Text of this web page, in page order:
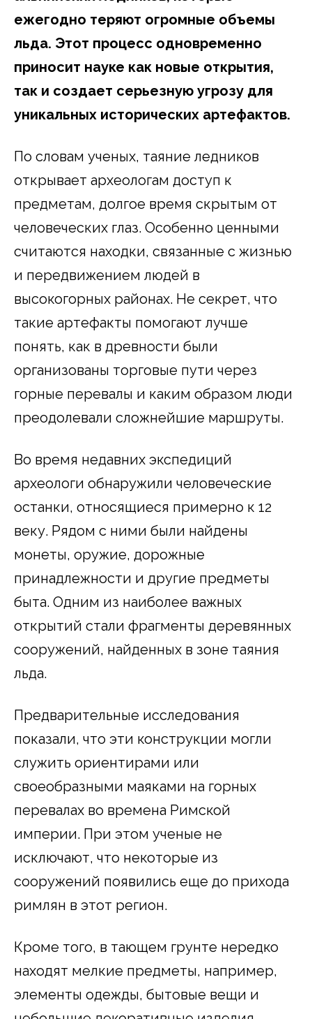
ежегодно теряют огромные объемы
льда. Этот процесс одновременно
приносит науке как новые открытия,
так и создает серьезную угрозу для
уникальных исторических артефактов.
По словам ученых, таяние ледников
открывает археологам доступ к
предметам, долгое время скрытым от
человеческих глаз. Особенно ценными
считаются находки, связанные с жизнью
и передвижением людей в
высокогорных районах. Не секрет, что
такие артефакты помогают лучше
понять, как в древности были
организованы торговые пути через
горные перевалы и каким образом люди
преодолевали сложнейшие маршруты.
Во время недавних экспедиций
археологи обнаружили человеческие
останки, относящиеся примерно к 12
веку. Рядом с ними были найдены
монеты, оружие, дорожные
принадлежности и другие предметы
быта. Одним из наиболее важных
открытий стали фрагменты деревянных
сооружений, найденных в зоне таяния
льда.
Предварительные исследования
показали, что эти конструкции могли
служить ориентирами или
своеобразными маяками на горных
перевалах во времена Римской
империи. При этом ученые не
исключают, что некоторые из
сооружений появились еще до прихода
римлян в этот регион.
Кроме того, в тающем грунте нередко
находят мелкие предметы, например,
элементы одежды, бытовые вещи и